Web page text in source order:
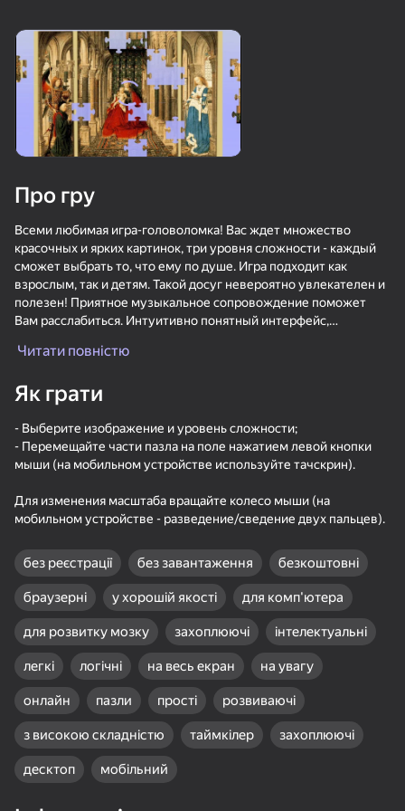
76 16+
Пасьянс «Косынка»
81
Сокровища Пиратов
88
89
99 18+
Gamer's Mod
76
Судоку Гуру -
76
Match Arena - Три в
81
Соедините фрукты:
Физическое
удаление
84
Три в ряд: Вокруг
света
86
Маджонг Бласт
Про гру
Всеми любимая игра-головоломка! Вас ждет множество
красочных и ярких картинок, три уровня сложности - каждый
сможет выбрать то, что ему по душе. Игра подходит как
взрослым, так и детям. Такой досуг невероятно увлекателен и
полезен! Приятное музыкальное сопровождение поможет
Вам расслабиться. Интуитивно понятный интерфейс,
это все, что нужно для комфортной игры!
Читати повністю
Як грати
- Выберите изображение и уровень сложности;
- Перемещайте части пазла на поле нажатием левой кнопки
мыши (на мобильном устройстве используйте тачскрин).
Для изменения масштаба вращайте колесо мыши (на
мобильном устройстве - разведение/сведение двух пальцев).
без реєстрації без завантаження безкоштовні
браузерні у хорошій якості для комп'ютера
для розвитку мозку захоплюючі інтелектуальні
легкі логічні на весь екран на увагу
онлайн пазли прості розвиваючі
з високою складністю таймкілер захоплюючі
десктоп мобільний